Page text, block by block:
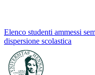
Elenco studenti ammessi
dispersione scolastica